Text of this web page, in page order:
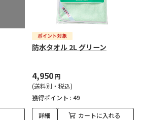
防水タオル 2L グリーン
4,950円
(送料別・税込)
獲得ポイント : 49
詳細 カートに入れる